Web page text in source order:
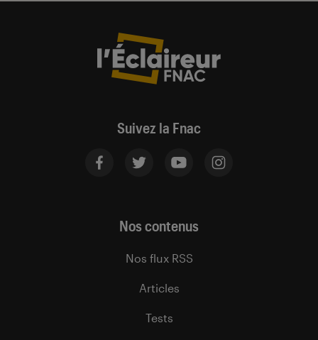
Suivez la Fnac
Nos contenus
Nos flux RSS
Articles
Tests